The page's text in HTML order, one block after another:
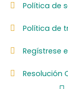
Política de
Política de
Regístrese
Resolución
F